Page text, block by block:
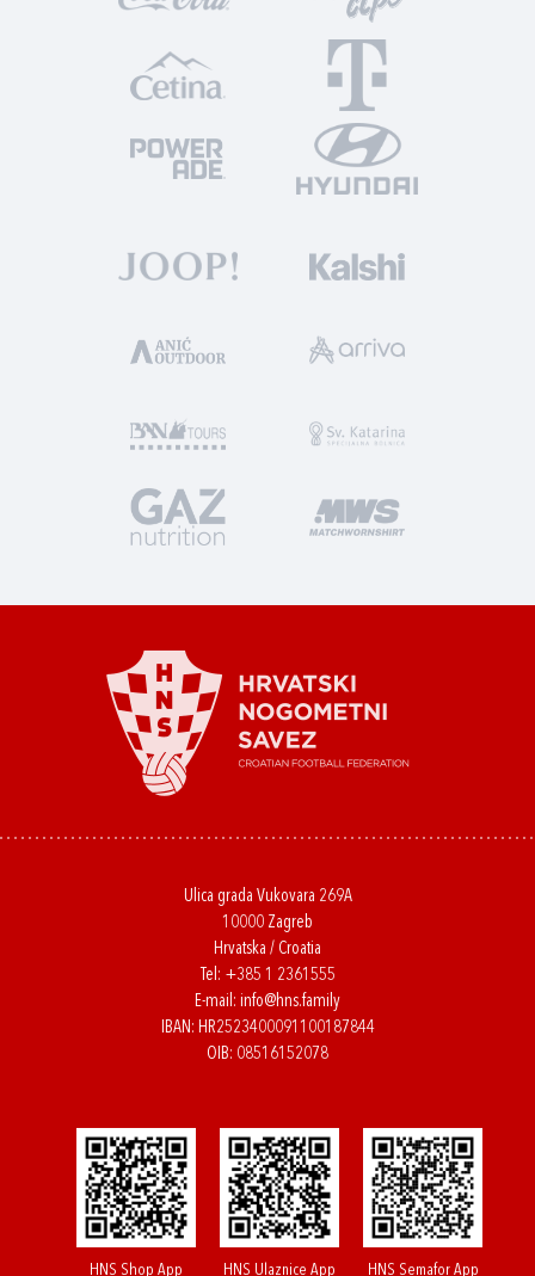
Ulica grada Vukovara 269A
10000 Zagreb
Hrvatska / Croatia
Tel: +385 1 2361555
E-mail: info@hns.family
IBAN: HR2523400091100187844
OIB: 08516152078
HNS Shop App HNS Ulaznice App HNS Semafor App